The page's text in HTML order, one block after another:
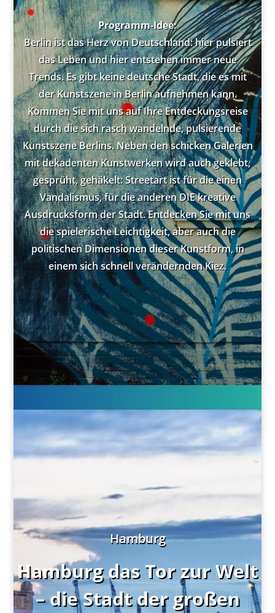
Programm-Idee:
Berlin ist das Herz von Deutschland: hier pulsiert
das Leben und hier entstehen immer neue
Trends. Es gibt keine deutsche Stadt, die es mit
der Kunstszene in Berlin aufnehmen kann.
Kommen Sie mit uns auf Ihre Entdeckungsreise
durch die sich rasch wandelnde, pulsierende
Kunstszene Berlins. Neben den schicken Galerien
mit dekadenten Kunstwerken wird auch geklebt,
gesprüht, gehäkelt: Streetart ist für die einen
Vandalismus, für die anderen DIE kreative
Ausdrucksform der Stadt. Entdecken Sie mit uns
die spielerische Leichtigkeit, aber auch die
politischen Dimensionen dieser Kunstform, in
einem sich schnell verändernden Kiez.
Hamburg
Hamburg das Tor zur Welt
– die Stadt der großen